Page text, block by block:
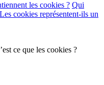
les cookies ? Qui
Les cookies représentent-ils un
ce que les cookies ?